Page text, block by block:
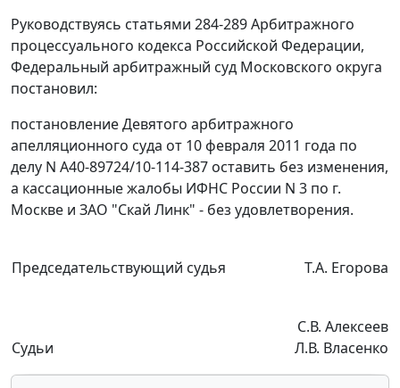
Руководствуясь статьями 284-289Арбитражного
процессуального кодекса Российской Федерации,
Федеральный арбитражный суд Московского округа
постановил:
постановлениеДевятого арбитражного
апелляционного суда от 10 февраля 2011 года по
делу N А40-89724/10-114-387 оставить без изменения,
а кассационные жалобы ИФНС России N 3 по г.
Москве и ЗАО "Скай Линк" - без удовлетворения.
Председательствующий судья Т.А. Егорова
Судьи
С.В. Алексеев
Л.В. Власенко